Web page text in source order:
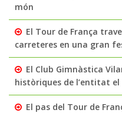
món
El Tour de França
carreteres en una gran
El Club Gimnàstica
històriques de l’entitat
El pas del Tour de